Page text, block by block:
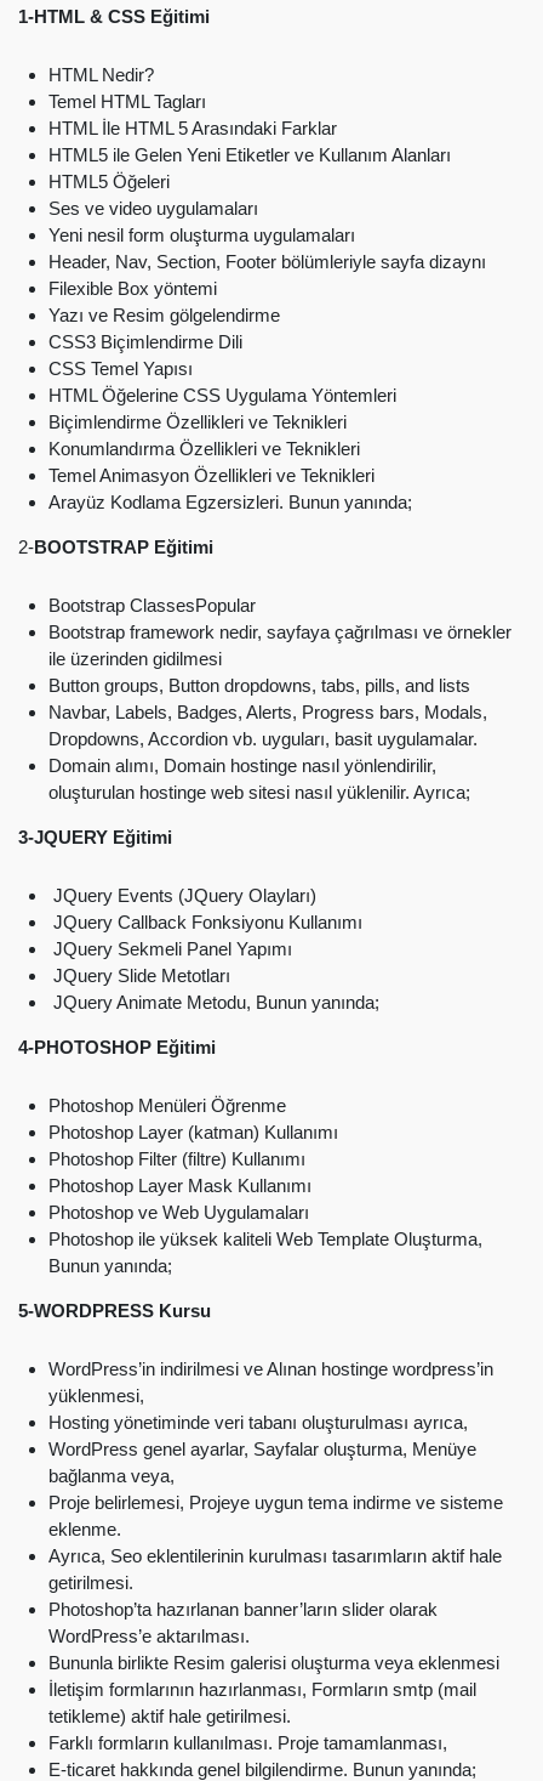
1-HTML & CSS Eğitimi
HTML Nedir?
Temel HTML Tagları
HTML İle HTML 5 Arasındaki Farklar
HTML5 ile Gelen Yeni Etiketler ve Kullanım Alanları
HTML5 Öğeleri
Ses ve video uygulamaları
Yeni nesil form oluşturma uygulamaları
Header, Nav, Section, Footer bölümleriyle sayfa dizaynı
Filexible Box yöntemi
Yazı ve Resim gölgelendirme
CSS3 Biçimlendirme Dili
CSS Temel Yapısı
HTML Öğelerine CSS Uygulama Yöntemleri
Biçimlendirme Özellikleri ve Teknikleri
Konumlandırma Özellikleri ve Teknikleri
Temel Animasyon Özellikleri ve Teknikleri
Arayüz Kodlama Egzersizleri. Bunun yanında;
2-BOOTSTRAP Eğitimi
Bootstrap ClassesPopular
Bootstrap framework nedir, sayfaya çağrılması ve örnekler
ile üzerinden gidilmesi
Button groups, Button dropdowns, tabs, pills, and lists
Navbar, Labels, Badges, Alerts, Progress bars, Modals,
Dropdowns, Accordion vb. uyguları, basit uygulamalar.
Domain alımı, Domain hostinge nasıl yönlendirilir,
oluşturulan hostinge web sitesi nasıl yüklenilir. Ayrıca;
3-JQUERY Eğitimi
JQuery Events (JQuery Olayları)
JQuery Callback Fonksiyonu Kullanımı
JQuery Sekmeli Panel Yapımı
JQuery Slide Metotları
JQuery Animate Metodu, Bunun yanında;
4-PHOTOSHOP Eğitimi
Photoshop Menüleri Öğrenme
Photoshop Layer (katman) Kullanımı
Photoshop Filter (filtre) Kullanımı
Photoshop Layer Mask Kullanımı
Photoshop ve Web Uygulamaları
Photoshop ile yüksek kaliteli Web Template Oluşturma,
Bunun yanında;
5-WORDPRESS Kursu
WordPress’in indirilmesi ve Alınan hostinge wordpress’in
yüklenmesi,
Hosting yönetiminde veri tabanı oluşturulması ayrıca,
WordPress genel ayarlar, Sayfalar oluşturma, Menüye
bağlanma veya,
Proje belirlemesi, Projeye uygun tema indirme ve sisteme
eklenme.
Ayrıca, Seo eklentilerinin kurulması tasarımların aktif hale
getirilmesi.
Photoshop’ta hazırlanan banner’ların slider olarak
WordPress’e aktarılması.
Bununla birlikte Resim galerisi oluşturma veya eklenmesi
İletişim formlarının hazırlanması, Formların smtp (mail
tetikleme) aktif hale getirilmesi.
Farklı formların kullanılması. Proje tamamlanması,
E-ticaret hakkında genel bilgilendirme. Bunun yanında;